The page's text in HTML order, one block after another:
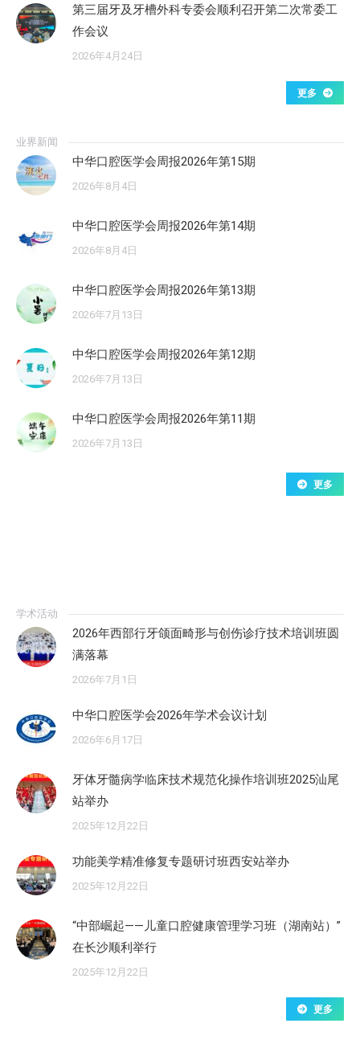
第三届牙及牙槽外科专委会顺利召开第二次常委工
作会议
2026年4月24日
更多
业界新闻
中华口腔医学会周报2026年第15期
2026年8月4日
中华口腔医学会周报2026年第14期
2026年8月4日
中华口腔医学会周报2026年第13期
2026年7月13日
中华口腔医学会周报2026年第12期
2026年7月13日
中华口腔医学会周报2026年第11期
2026年7月13日
更多
学术活动
2026年西部行牙颌面畸形与创伤诊疗技术培训班圆
满落幕
2026年7月1日
中华口腔医学会2026年学术会议计划
2026年6月17日
牙体牙髓病学临床技术规范化操作培训班2025汕尾
站举办
2025年12月22日
功能美学精准修复专题研讨班西安站举办
2025年12月22日
“中部崛起——儿童口腔健康管理学习班（湖南站）”
在长沙顺利举行
2025年12月22日
更多